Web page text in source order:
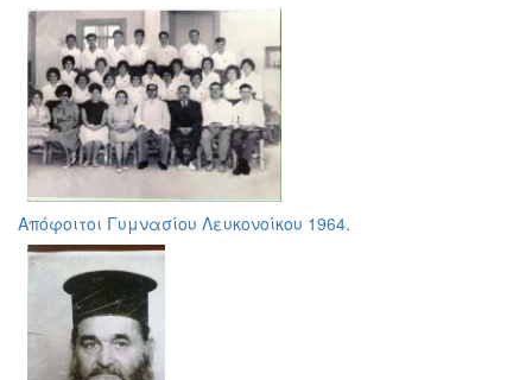
Απόφοιτοι Γυμνασίου Λευκονοίκου 1964.